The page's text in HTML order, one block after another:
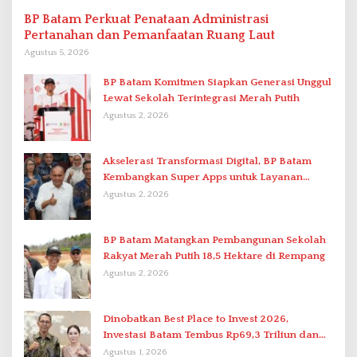
BP Batam Perkuat Penataan Administrasi
Pertanahan dan Pemanfaatan Ruang Laut
Agustus 5, 2026
BP Batam Komitmen Siapkan Generasi Unggul
Lewat Sekolah Terintegrasi Merah Putih
Agustus 2, 2026
Akselerasi Transformasi Digital, BP Batam
Kembangkan Super Apps untuk Layanan
Terpadu
Agustus 2, 2026
BP Batam Matangkan Pembangunan Sekolah
Rakyat Merah Putih 18,5 Hektare di Rempang
Agustus 2, 2026
Dinobatkan Best Place to Invest 2026,
Investasi Batam Tembus Rp69,3 Triliun dan
Ekonomi Tumbuh 6,76 Persen
Agustus 1, 2026